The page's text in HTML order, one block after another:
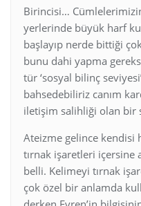
Birincisi…
yerlerinde büyük harf
başlayıp nerde bittiği
bunu dahi yapma
tür ‘sosyal bilinç
bahsedebiliriz canım
iletişim salihliği olan bir
Ateizme gelince kendisi
tırnak işaretleri içersine
belli. Kelimeyi tırnak
çok özel bir anlamda